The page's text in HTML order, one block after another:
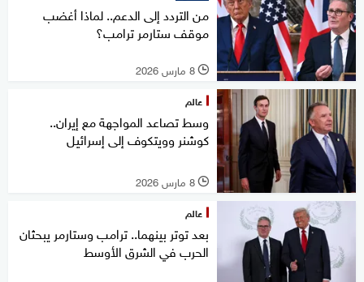
من التردد إلى الدعم.. لماذا أغضب
موقف ستارمر ترامب؟
l 8 مارس 2026
عالم
وسط تصاعد المواجهة مع إيران..
كوشنر وويتكوف إلى إسرائيل
l 8 مارس 2026
عالم
بعد توتر بينهما.. ترامب وستارمر يبحثان
الحرب في الشرق الأوسط